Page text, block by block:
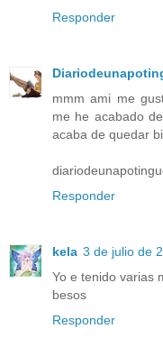
Responder
mmm ami me
me he acabado
acaba de quedar
Responder
kela 3 de julio de
Yo e tenido varias
besos
Responder